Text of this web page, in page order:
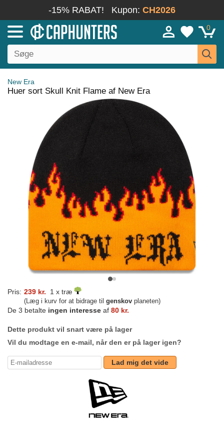
-15% RABAT! Kupon: CH2026
0
New Era
Huer sort Skull Knit Flame af New Era
Pris: 239 kr. 1 x træ
(Læg i kurv for at bidrage til genskov planeten)
De 3 betalte ingen interesse af 80 kr.
Dette produkt vil snart være på lager
Vil du modtage en e-mail, når den er på lager igen?
Lad mig det vide